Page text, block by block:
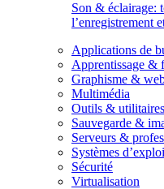
Son & éclairage:
l’enregistrement
Applications de
Apprentissage &
Graphisme &
Multimédia
Outils & utilitaires
Sauvegarde &
Serveurs &
Systèmes
Sécurité
Virtualisation